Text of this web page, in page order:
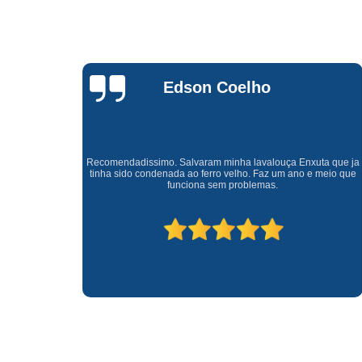
Waldirene
Monteiro
Uma empresa á 41 anos no mercado que sempre valoriza o
cliente ótimo atendimento com garantia de todos o serviços.